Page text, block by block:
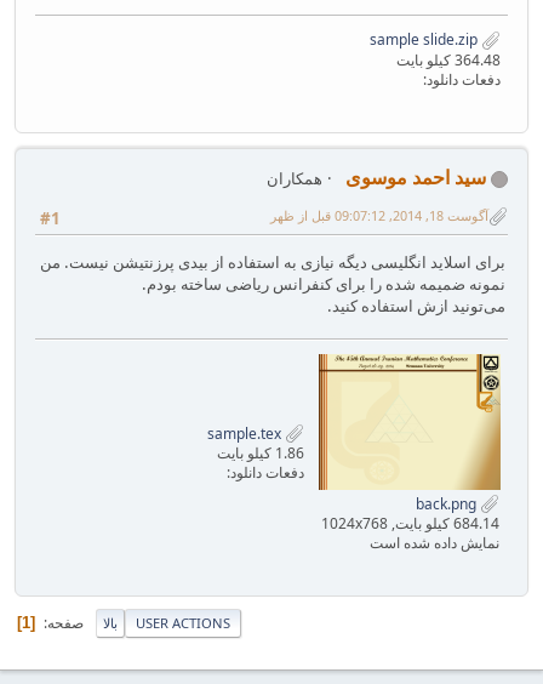
364.48 کیلو بایت
دفعات دانلود:
سید احمد موسوی
همکاران
#1
آگوست 18, 2014, 09:07:12 قبل از ظهر
برای اسلاید انگلیسی دیگه نیازی به استفاده از بیدی پرزنتیشن نیست. من
نمونه ضمیمه شده را برای کنفرانس ریاضی ساخته بودم.
می‌تونید ازش استفاده کنید.
back.png
684.14 کیلو بایت, 1024x768
نمایش داده شده است
1.86 کیلو بایت
دفعات دانلود:
بالا صفحه 1 USER ACTIONS